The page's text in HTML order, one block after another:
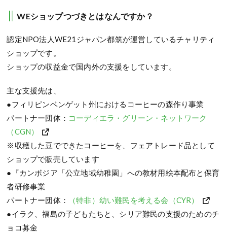
WEショップつづきとはなんですか？
認定NPO法人WE21ジャパン都筑が運営しているチャリティ
ショップです。
ショップの収益金で国内外の支援をしています。
主な支援先は、
●フィリピンベンゲット州におけるコーヒーの森作り事業
パートナー団体： コーディエラ・グリーン・ネットワーク
（CGN）
※収穫した豆でできたコーヒーを、フェアトレード品として
ショップで販売しています
●『カンボジア「公立地域幼稚園」への教材用絵本配布と保育
者研修事業
パートナー団体：
（特非）幼い難民を考える会（CYR）
●イラク、福島の子どもたちと、シリア難民の支援のためのチ
ョコ募金